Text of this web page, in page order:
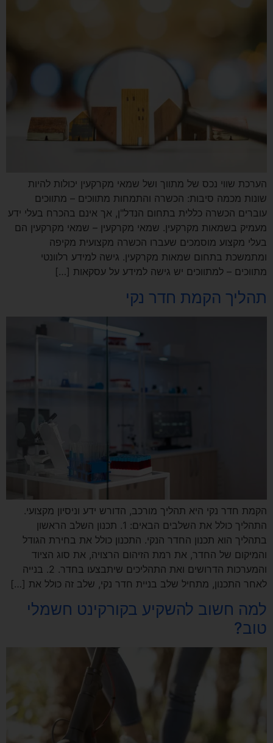
הערכת שווי נכס של מתווך ושל שמאי מקרקעין יכולות להיות
שונות מכמה סיבות: הכשרה והתמחות מתווכים – מתווכים
עוברים הכשרה כללית בתחום הנדל"ן, אך אינם בהכרח בעלי ידע
מעמיק בשמאות מקרקעין. שמאי מקרקעין – שמאי מקרקעין הם
בעלי מקצוע מוסמכים שעברו הכשרה מקצועית מקיפה
ומתמשכת בתחום שמאות מקרקעין. גישה למידע רלוונטי
מתווכים – למתווכים יש גישה למידע על עסקאות […]
תהליך הקמת חדר נקי
הקמת חדר נקי היא תהליך מורכב, הדורש ידע וניסיון מקצועי.
התהליך כולל את השלבים הבאים: 1. תכנון השלב הראשון
בתהליך הוא תכנון החדר הנקי. התכנון כולל את בחירת הגודל
והמיקום של החדר, את רמת הזיהום הרצויה, את סוג הציוד
והמערכות הדרושים ואת התהליכים שיתבצעו בחדר. 2. בנייה
לאחר התכנון, מתחיל שלב בניית חדר נקי, שלב זה כולל את […]
למה חשוב להשקיע בקורקינט חשמלי
טוב?